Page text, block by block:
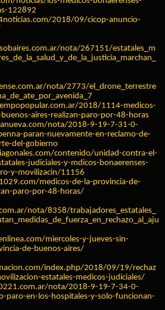
122892
2018/09/cicop-anuncio-
nota/267151/estatales_m
nota/2773/el_drone_terrestre
2018/1114-medicos-
aires-realizan-paro-por-48-horas
nota/2018-9-19-7-31-0-
paran-nuevamente-en-reclamo-de-
del-gobierno
contenido/unidad-contra-el-
judiciales-y-mdicos-bonaerenses-
y-movilizacin/11156
medicos-de-la-provincia-de-
paro-por-48-horas/
nota/8358/trabajadores_estatales_
miercoles-y-jueves-sin-
de-buenos-aires/
index.php/2018/09/19/rechaz
estatales-medicos-judiciales/
nota/2018-9-19-7-34-0-
paro-en-los-hospitales-y-solo-funcionan-